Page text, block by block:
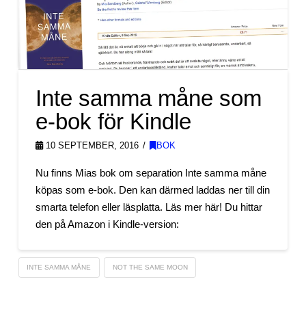
Inte samma måne som
e-bok för Kindle
10 SEPTEMBER, 2016 BOK
Nu finns Mias bok om separation Inte samma måne
köpas som e-bok. Den kan därmed laddas ner till din
smarta telefon eller läsplatta. Läs mer här! Du hittar
den på Amazon i Kindle-version:
INTE SAMMA MÅNE NOT THE SAME MOON